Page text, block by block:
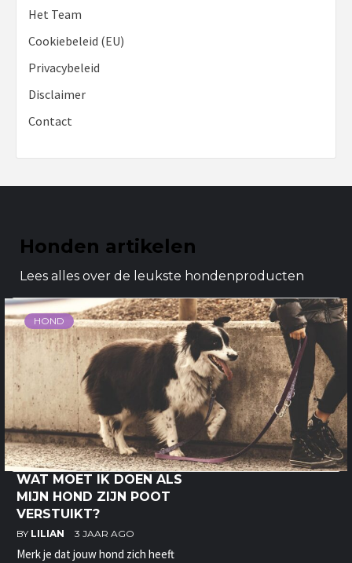
Het Team
Cookiebeleid (EU)
Privacybeleid
Disclaimer
Contact
Honden artikelen
Lees alles over de leukste hondenproducten
HOND
WAT MOET IK DOEN ALS
MIJN HOND ZIJN POOT
VERSTUIKT?
BY LILIAN 3 JAAR AGO
Merk je dat jouw hond zich heeft